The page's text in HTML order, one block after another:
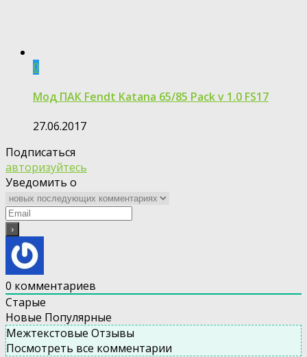
0
Мод ПАК Fendt Katana 65/85 Pack v 1.0 FS17
27.06.2017
Подписаться
авторизуйтесь
Уведомить о
0 комментариев
Старые
Новые Популярные
Межтекстовые Отзывы
Посмотреть все комментарии